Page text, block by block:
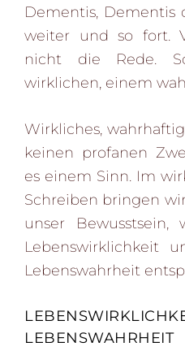
Dementis, Dementis
weiter und so fort.
nicht die Rede.
wirklichen, einem
Wirkliches,
keinen profanen
es einem Sinn. Im
Schreiben bringen
unser Bewusstsein,
Lebenswirklichkeit
Lebenswahrheit
LEBENSWAHRHEIT